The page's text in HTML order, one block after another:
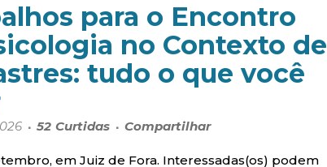
para o Encontro
no Contexto de
tudo o que você
52 Curtidas Compartilhar
em Juiz de Fora. Interessadas(os) podem